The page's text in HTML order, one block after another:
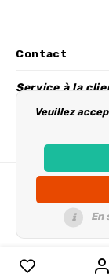
Contact
Service à la
Comparer les
Veuillez
En